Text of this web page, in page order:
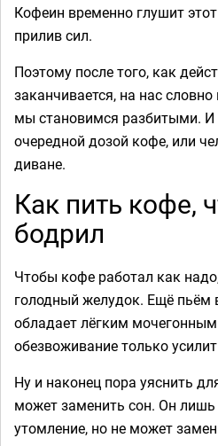
Кофеин временно глушит
прилив сил.
Поэтому после того, как
заканчивается, на нас
мы становимся разбитыми. И
очередной дозой кофе, или
диване.
Как пить кофе,
бодрил
Чтобы кофе работал как
голодный желудок. Ещё пьём
обладает лёгким
обезвоживание только
Ну и наконец пора уяснить
может заменить сон. Он
утомление, но не может